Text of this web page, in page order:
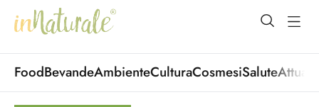
open
FoodBevandeAmbienteCulturaCosmesiSalute